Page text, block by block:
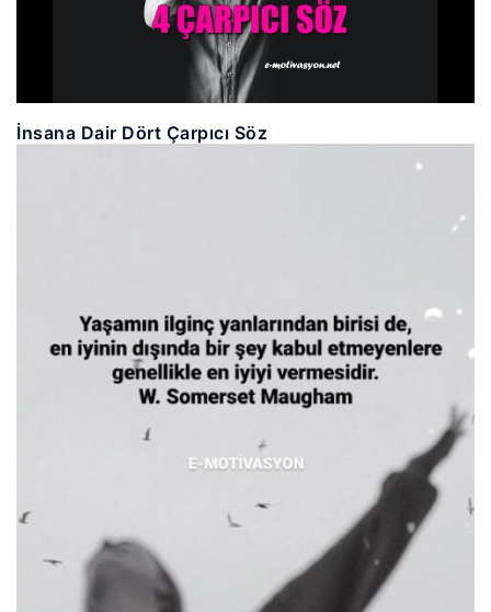
İnsana Dair Dört Çarpıcı Söz